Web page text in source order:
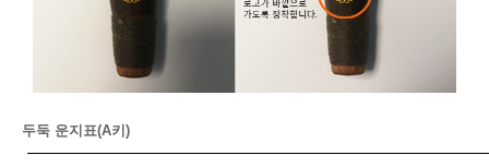
두둑 운지표(A키)